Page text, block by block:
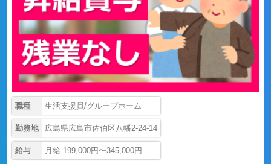
職種 生活支援員/グループホーム
勤務地 広島県広島市佐伯区八幡2-24-14
給与 月給 199,000円〜345,000円